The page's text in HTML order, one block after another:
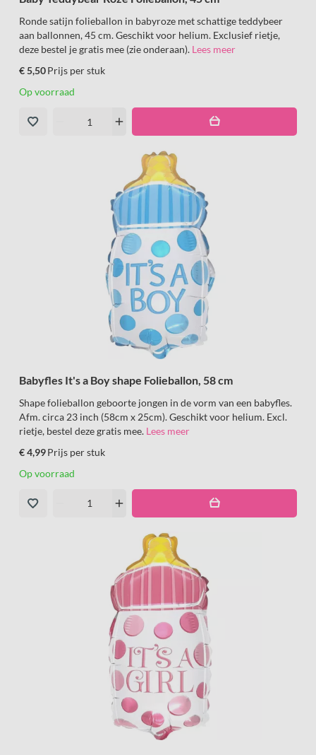
Ronde satijn folieballon in babyroze met schattige teddybeer
aan ballonnen, 45 cm. Geschikt voor helium. Exclusief rietje,
deze bestel je gratis mee (zie onderaan). Lees meer
€ 5,50Prijs per stuk
Op voorraad
add
Babyfles It's a Boy shape Folieballon, 58 cm
Shape folieballon geboorte jongen in de vorm van een babyfles.
Afm. circa 23 inch (58cm x 25cm). Geschikt voor helium. Excl.
rietje, bestel deze gratis mee. Lees meer
€ 4,99Prijs per stuk
Op voorraad
add